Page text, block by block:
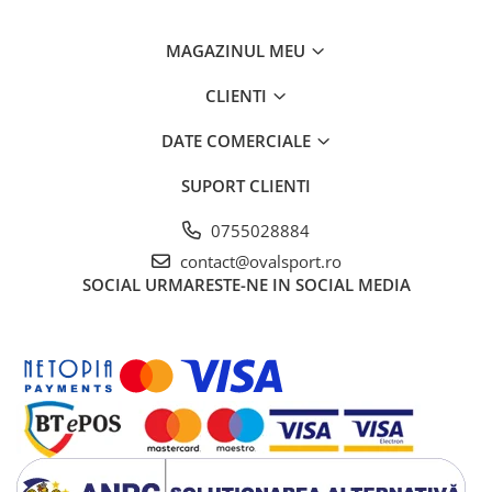
MAGAZINUL MEU
CLIENTI
DATE COMERCIALE
SUPORT CLIENTI
0755028884
contact@ovalsport.ro
SOCIAL URMARESTE-NE IN SOCIAL MEDIA